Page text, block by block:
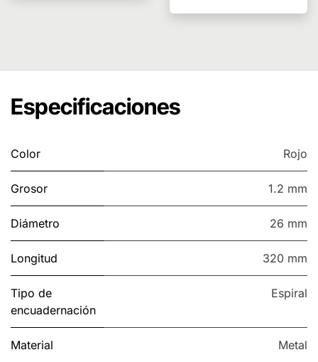
Especificaciones
Color Rojo
Grosor 1.2 mm
Diámetro 26 mm
Longitud 320 mm
Tipo de
encuadernación
Espiral
Material Metal